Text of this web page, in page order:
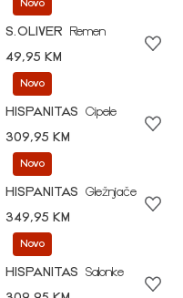
Novo
S.OLIVER
Remen
49,95 KM
Novo
HISPANITAS
Cipele
309,95 KM
Novo
HISPANITAS
Gležnjače
349,95 KM
Novo
HISPANITAS
Salonke